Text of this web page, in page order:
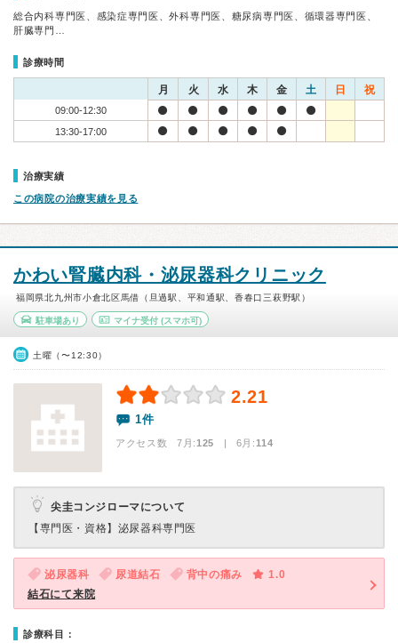
総合内科専門医、感染症専門医、外科専門医、糖尿病専門医、循環器専門医、
肝臓専門…
診療時間
月 火 水 木 金 土 日 祝
09:00-12:30
13:30-17:00
治療実績
この病院の治療実績を見る
かわい腎臓内科・泌尿器科クリニック
福岡県北九州市小倉北区馬借（旦過駅、平和通駅、香春口三萩野駅）
駐車場あり マイナ受付(スマホ可)
土曜（〜12:30）
2.21
1件
アクセス数 7月:125 | 6月:114
尖圭コンジローマについて
【専門医・資格】 泌尿器科専門医
泌尿器科 尿道結石 背中の痛み
1.0
結石にて来院
診療科目：